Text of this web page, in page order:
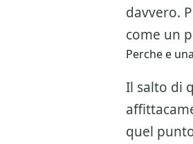
davvero.
come un
Perche e
Il salto di
quel